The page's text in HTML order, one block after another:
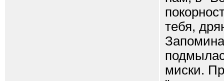
тебя,
миски.